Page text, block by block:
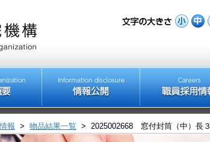
報 > 物品結果一覧 > 2025002668 窓付封筒（中）長３